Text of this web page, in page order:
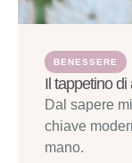
BENESSERE
Il tappetino
Dal sapere
chiave
mano.